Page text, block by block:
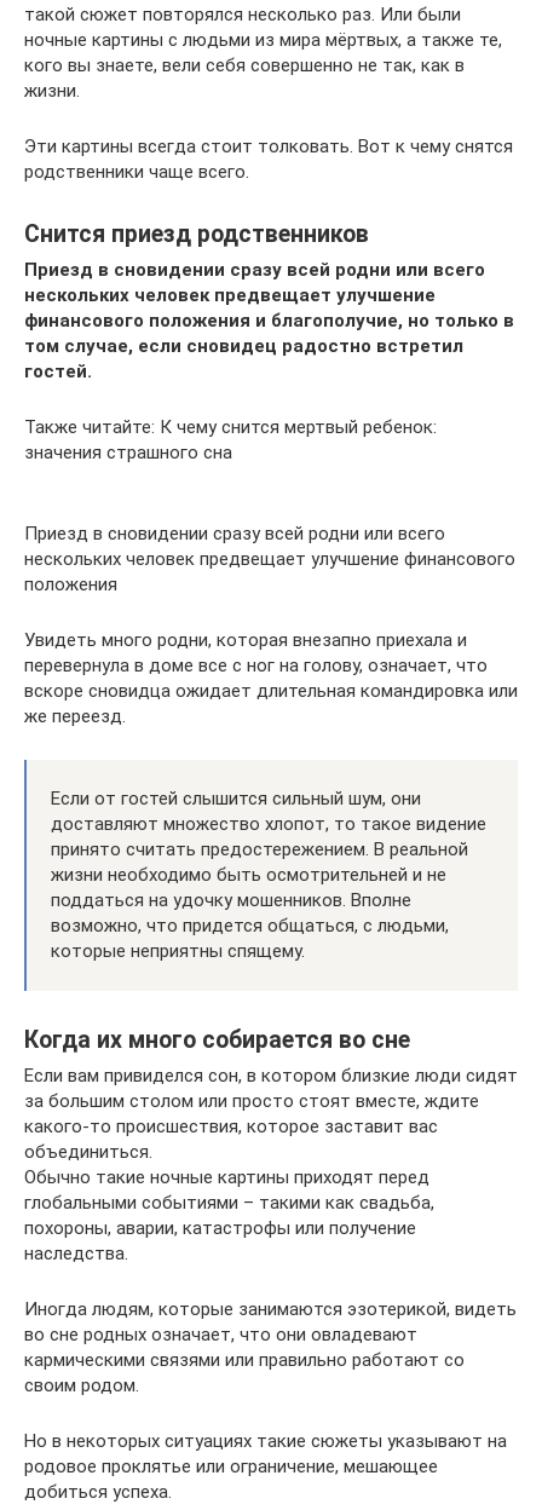
такой сюжет повторялся несколько раз. Или были
ночные картины с людьми из мира мёртвых, а также те,
кого вы знаете, вели себя совершенно не так, как в
жизни.
Эти картины всегда стоит толковать. Вот к чему снятся
родственники чаще всего.
Снится приезд родственников
Приезд в сновидении сразу всей родни или всего
нескольких человек предвещает улучшение
финансового положения и благополучие, но только в
том случае, если сновидец радостно встретил
гостей.
Также читайте: К чему снится мертвый ребенок:
значения страшного сна
Приезд в сновидении сразу всей родни или всего
нескольких человек предвещает улучшение финансового
положения
Увидеть много родни, которая внезапно приехала и
перевернула в доме все с ног на голову, означает, что
вскоре сновидца ожидает длительная командировка или
же переезд.
Если от гостей слышится сильный шум, они
доставляют множество хлопот, то такое видение
принято считать предостережением. В реальной
жизни необходимо быть осмотрительней и не
поддаться на удочку мошенников. Вполне
возможно, что придется общаться, с людьми,
которые неприятны спящему.
Когда их много собирается во сне
Если вам привиделся сон, в котором близкие люди сидят
за большим столом или просто стоят вместе, ждите
какого-то происшествия, которое заставит вас
объединиться.
Обычно такие ночные картины приходят перед
глобальными событиями – такими как свадьба,
похороны, аварии, катастрофы или получение
наследства.
Иногда людям, которые занимаются эзотерикой, видеть
во сне родных означает, что они овладевают
кармическими связями или правильно работают со
своим родом.
Но в некоторых ситуациях такие сюжеты указывают на
родовое проклятье или ограничение, мешающее
добиться успеха.